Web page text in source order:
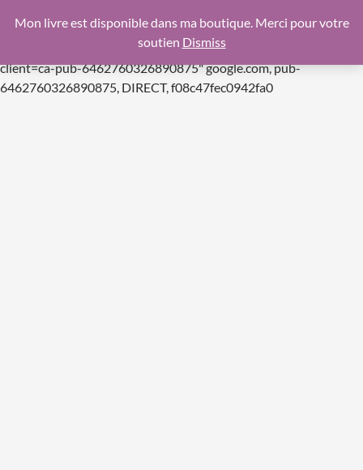
f08c47fec0942fa0
https://pagead2.googlesyndication.com/pagead/js/
client=ca-pub-6462760326890875"google.com, pub-
6462760326890875, DIRECT, f08c47fec0942fa0Aller
Mon livre est disponible dans ma boutique. Merci pour votre
soutien Dismiss